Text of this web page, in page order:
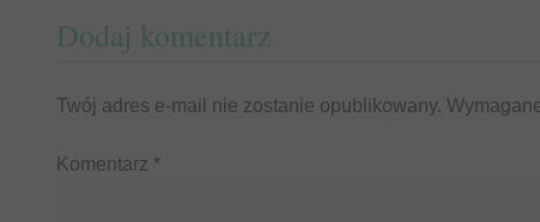
Dodaj komentarz
Twój adres e-mail nie zostanie opublikowany.
Komentarz *